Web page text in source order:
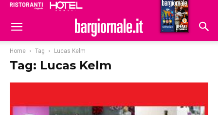
Hoteldomani
Home Tag Lucas Kelm
Tag: Lucas Kelm